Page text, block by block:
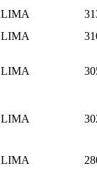
LIMA
LIMA
LIMA
LIMA
LIMA